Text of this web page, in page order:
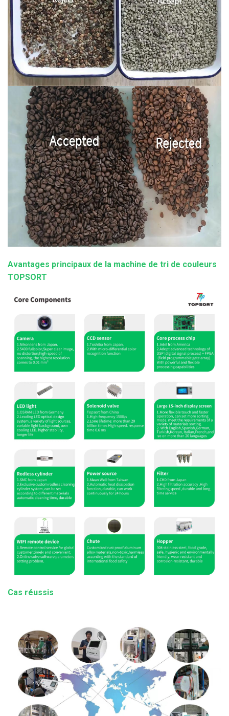
Avantages principaux de la machine de tri de couleurs
TOPSORT
Cas réussis